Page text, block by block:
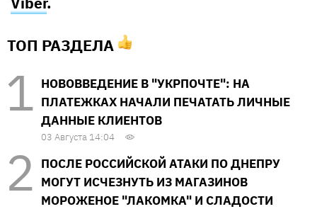
ТОП РАЗДЕЛА
НОВОВВЕДЕНИЕ В "УКРПОЧТЕ": НА
ПЛАТЕЖКАХ НАЧАЛИ ПЕЧАТАТЬ ЛИЧНЫЕ
ДАННЫЕ КЛИЕНТОВ
03 Августа 14:04
ПОСЛЕ РОССИЙСКОЙ АТАКИ ПО ДНЕПРУ
МОГУТ ИСЧЕЗНУТЬ ИЗ МАГАЗИНОВ
МОРОЖЕНОЕ "ЛАКОМКА" И СЛАДОСТИ